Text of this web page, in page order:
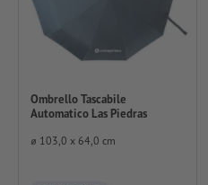
Ombrello Tascabile
Automatico Las Piedras
⌀ 103,0 x 64,0 cm